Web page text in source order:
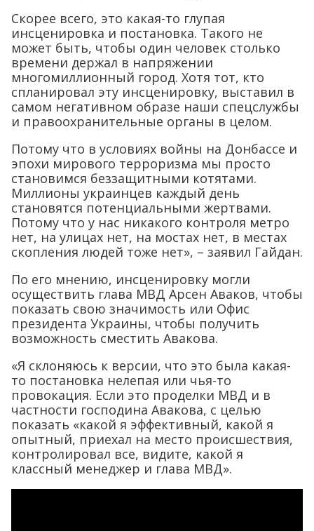
Скорее всего, это какая-то глупая
инсценировка и постановка. Такого не
может быть, чтобы один человек столько
времени держал в напряжении
многомиллионный город. Хотя тот, кто
спланировал эту инсценировку, выставил в
самом негативном образе наши спецслужбы
и правоохранительные органы в целом.
Потому что в условиях войны на Донбассе и
эпохи мирового терроризма мы просто
становимся беззащитными котятами.
Миллионы украинцев каждый день
становятся потенциальными жертвами.
Потому что у нас никакого контроля метро
нет, на улицах нет, на мостах нет, в местах
скопления людей тоже нет», – заявил Гайдан.
По его мнению, инсценировку могли
осуществить глава МВД Арсен Аваков, чтобы
показать свою значимость или Офис
президента Украины, чтобы получить
возможность сместить Авакова.
«Я склоняюсь к версии, что это была какая-
то постановка нелепая или чья-то
провокация. Если это проделки МВД и в
частности господина Авакова, с целью
показать «какой я эффективный, какой я
опытный, приехал на место происшествия,
контролировал все, видите, какой я
классный менеджер и глава МВД».